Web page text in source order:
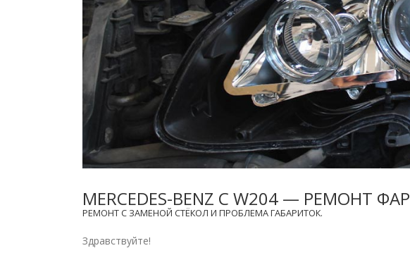
MERCEDES-BENZ C W204 — РЕМОНТ ФАР
РЕМОНТ С ЗАМЕНОЙ СТЁКОЛ И ПРОБЛЕМА ГАБАРИТОК.
Здравствуйте!